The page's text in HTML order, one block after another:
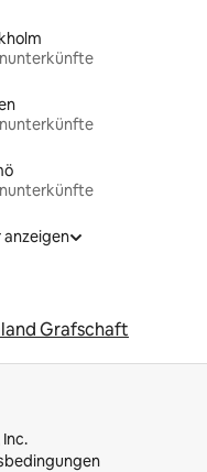
anzeigen
Grafschaft